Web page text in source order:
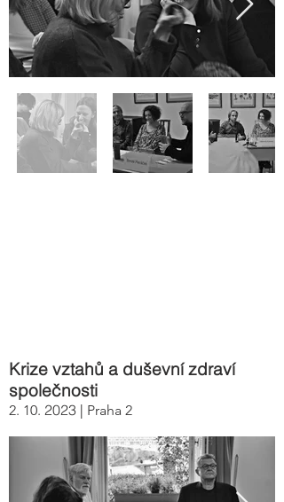
Krize vztahů a duševní zdraví
společnosti
2. 10. 2023 | Praha 2